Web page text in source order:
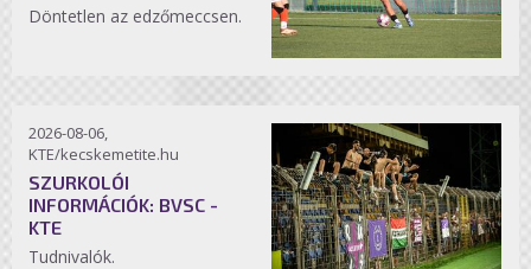
Döntetlen az edzőmeccsen.
2026-08-06,
KTE/kecskemetite.hu
SZURKOLÓI
INFORMÁCIÓK: BVSC -
KTE
Tudnivalók.